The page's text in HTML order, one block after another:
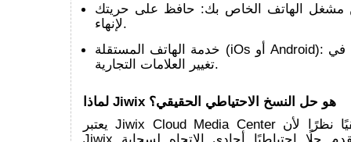
مشغل الهاتف الخاص بك: حافظ على حريتك
لإنهاء.
خدمة الهاتف المستقلة (iOs أو Android): حافظ على حريتك في
تغيير العلامات التجارية.
لماذا Jiwix هو حل النسخ الاحتياطي الحقيقي؟
يعتبر Jiwix Cloud Media Center حلاً احتياطيًا حقيقيًا نظرًا لأن
Jiwix يقدم حلًا احتياطيًا أحادي الاتجاه لسحابة Jiwix Cloud ،